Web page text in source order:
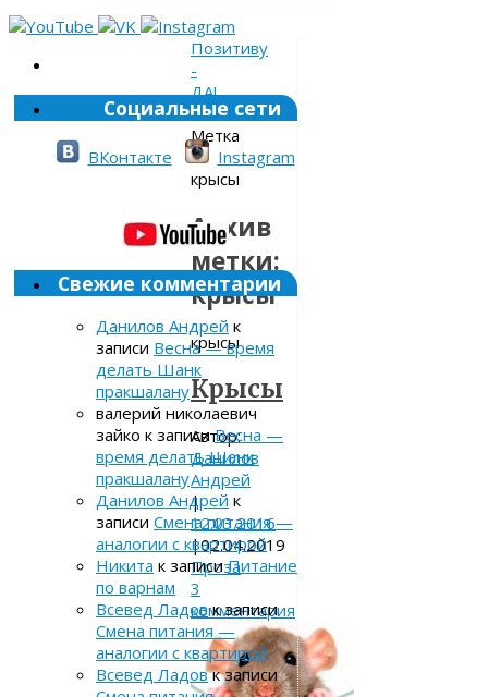
Позитиву
-
ДА!
»
Метка
»
крысы
Архив
метки:
крысы
крысы
Крысы
Автор:
Данилов
Андрей
|
12.03.2016
|02.04.2019
Проза
3
комментария
Социальные сети
ВКонтакте Instagram
Свежие комментарии
Данилов Андрей к
записи Весна — время
делать Шанк
пракшалану
валерий николаевич
зайко к записиВесна —
время делать Шанк
пракшалану
Данилов Андрей к
записи Смена питания —
аналогии с квартирой
Никита к записиПитание
по варнам
Всевед Ладовк записи
Смена питания —
аналогии с квартирой
Всевед Ладовк записи